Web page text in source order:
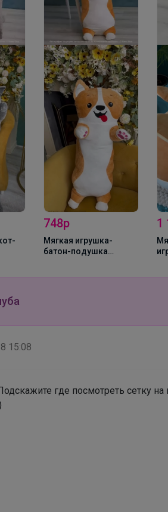
748р
Мягкая игрушка-
батон-подушка
1
15:08
где посмотреть сетку
CONTE напрямую с фабрики
школьных рюкзаков